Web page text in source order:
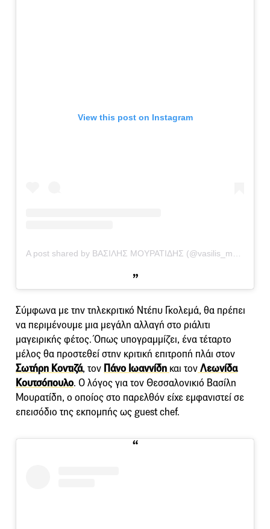
View this post on Instagram
Σύμφωνα με την τηλεκριτικό Ντέπυ Γκολεμά, θα πρέπει
να περιμένουμε μια μεγάλη αλλαγή στο ριάλιτι
μαγειρικής φέτος. Όπως υπογραμμίζει, ένα τέταρτο
μέλος θα προστεθεί στην κριτική επιτροπή πλάι στον
Σωτήρη Κοντιζά, τον Πάνο Ιωαννίδη και τονΛεωνίδα
Κουτσόπουλο. Ο λόγος για τον Θεσσαλονικιό Βασίλη
Μουρατίδη, ο οποίος στο παρελθόν είχε εμφανιστεί σε
επεισόδιο της εκπομπής ως guest chef.